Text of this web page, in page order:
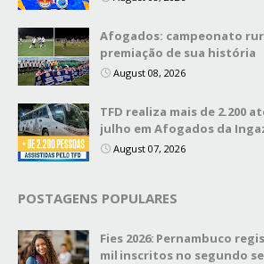
Afogados: campeonato
premiação de sua história
August 08, 2026
TFD realiza mais de 2.200
julho em Afogados da
August 07, 2026
POSTAGENS POPULARES
Fies 2026: Pernambuco
mil inscritos no segundo